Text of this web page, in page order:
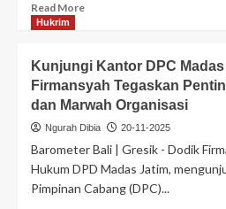
Read More
Hukrim
Kunjungi Kantor DPC
Firmansyah Tegaskan
dan Marwah Organisasi
Ngurah Dibia 20-11-2025
Barometer Bali | Gresik - Dodik
Hukum DPD Madas Jatim,
Pimpinan Cabang (DPC)...